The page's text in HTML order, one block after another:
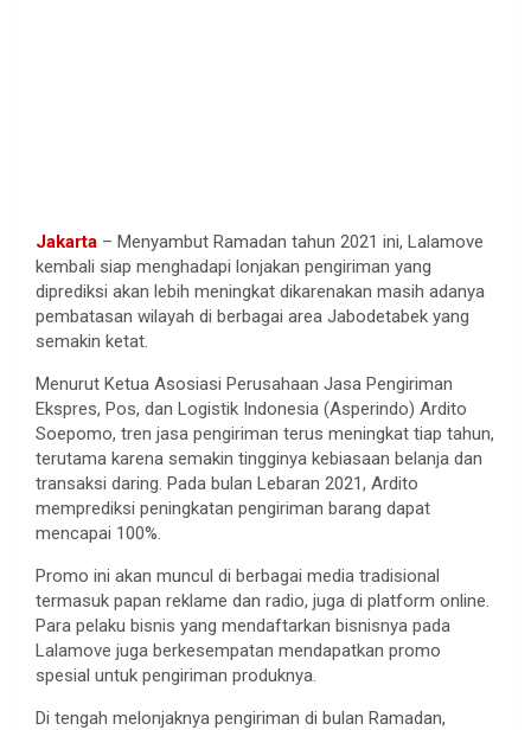
Jakarta – Menyambut Ramadan tahun 2021 ini, Lalamove
kembali siap menghadapi lonjakan pengiriman yang
diprediksi akan lebih meningkat dikarenakan masih adanya
pembatasan wilayah di berbagai area Jabodetabek yang
semakin ketat.
Menurut Ketua Asosiasi Perusahaan Jasa Pengiriman
Ekspres, Pos, dan Logistik Indonesia (Asperindo) Ardito
Soepomo, tren jasa pengiriman terus meningkat tiap tahun,
terutama karena semakin tingginya kebiasaan belanja dan
transaksi daring. Pada bulan Lebaran 2021, Ardito
memprediksi peningkatan pengiriman barang dapat
mencapai 100%.
Promo ini akan muncul di berbagai media tradisional
termasuk papan reklame dan radio, juga di platform online.
Para pelaku bisnis yang mendaftarkan bisnisnya pada
Lalamove juga berkesempatan mendapatkan promo
spesial untuk pengiriman produknya.
Di tengah melonjaknya pengiriman di bulan Ramadan,